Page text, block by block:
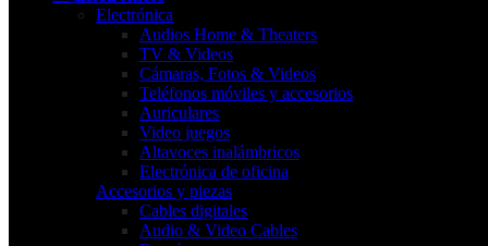
Electrónica
Audios Home & Theaters
TV & Videos
Cámaras, Fotos & Videos
Teléfonos móviles y accesorios
Auriculares
Video juegos
Altavoces inalámbricos
Electrónica de oficina
Accesorios y piezas
Cables digitales
Audio & Video Cables